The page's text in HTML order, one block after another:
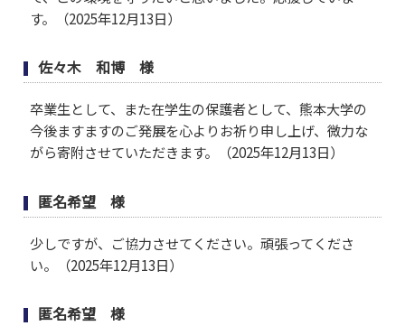
す。（2025年12月13日）
佐々木 和博 様
卒業生として、また在学生の保護者として、熊本大学の
今後ますますのご発展を心よりお祈り申し上げ、微力な
がら寄附させていただきます。（2025年12月13日）
匿名希望 様
少しですが、ご協力させてください。頑張ってくださ
い。（2025年12月13日）
匿名希望 様